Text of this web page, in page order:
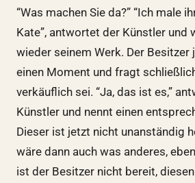
“Was machen Sie da?” “Ich male
Kate”, antwortet der Künstler und
wieder seinem Werk. Der Besitzer
einen Moment und fragt
verkäuflich sei. “Ja, das ist es,”
Künstler und nennt einen
Dieser ist jetzt nicht unanständig
wäre dann auch was anderes,
ist der Besitzer nicht bereit, diesen